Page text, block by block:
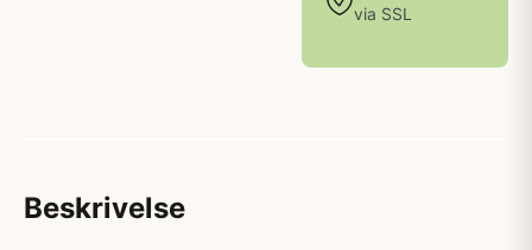
via SSL
Beskrivelse